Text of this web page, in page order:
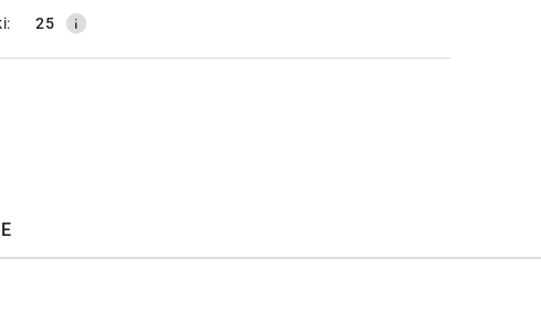
25